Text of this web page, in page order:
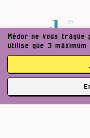
Médor ne vous
utilise que 3